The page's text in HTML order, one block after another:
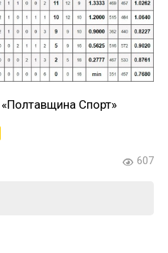
«Полтавщина Спорт»
607